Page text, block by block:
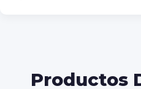
Productos